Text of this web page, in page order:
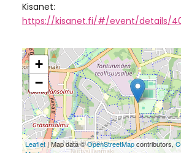
Kisanet:
https://kisanet.fi/#/event/details/
+
−
Leaflet| Map data ©OpenStreetMapcontributors,